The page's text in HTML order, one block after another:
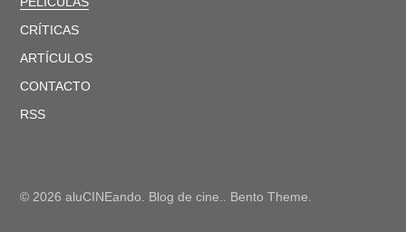
CRÍTICAS
ARTÍCULOS
CONTACTO
RSS
© 2026 aluCINEando. Blog de cine.. Bento Theme.